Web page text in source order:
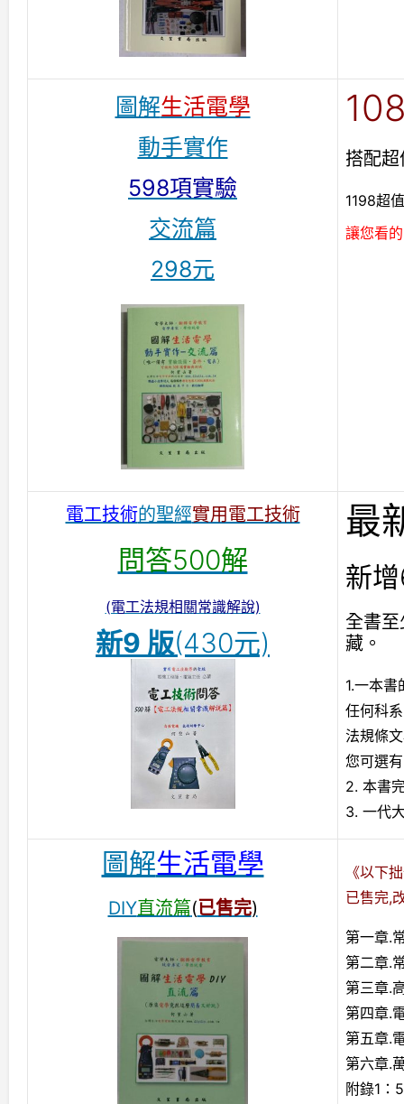
圖解生活電學
動手實作
598項實驗
交流篇
298元
搭配超
1198超
讓您看
電工技術的聖經實用電工技術
問答500解
(電工法規相關常識解說)
新9 版(430元)
最
新
全書至
藏。
1.一本
任何科
法規條
您可選
2. 本書
3. 一代
圖解生活電學
DIY直流篇(已售完)
《以下
已售完,
第一章.
第二章.
第三章.
第四章.
第五章.
第六章.
附錄1：